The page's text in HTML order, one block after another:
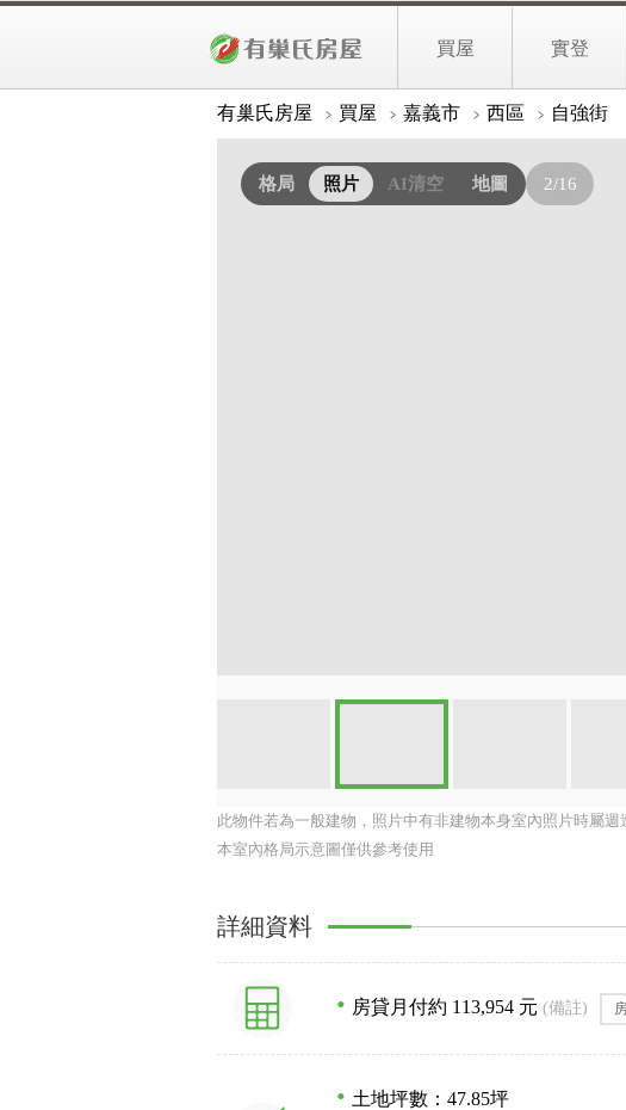
買屋 實登
有巢氏房屋
買屋 嘉義市 西區 自強街
格局 照片 AI清空 地圖 2/16
此物件若為一般建物，照片中有非建物本身室內照片時屬週
本室內格局示意圖僅供參考使用
詳細資料
房貸月付約 113,954 元 (備註)
土地坪數：47.85坪